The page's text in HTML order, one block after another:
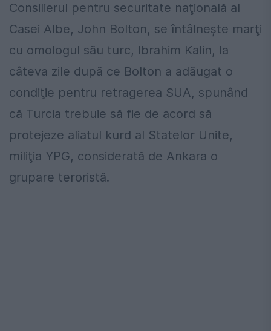
Consilierul pentru securitate naţională al
Casei Albe, John Bolton, se întâlneşte marţi
cu omologul său turc, Ibrahim Kalin, la
câteva zile după ce Bolton a adăugat o
condiţie pentru retragerea SUA, spunând
că Turcia trebuie să fie de acord să
protejeze aliatul kurd al Statelor Unite,
miliţia YPG, considerată de Ankara o
grupare teroristă.